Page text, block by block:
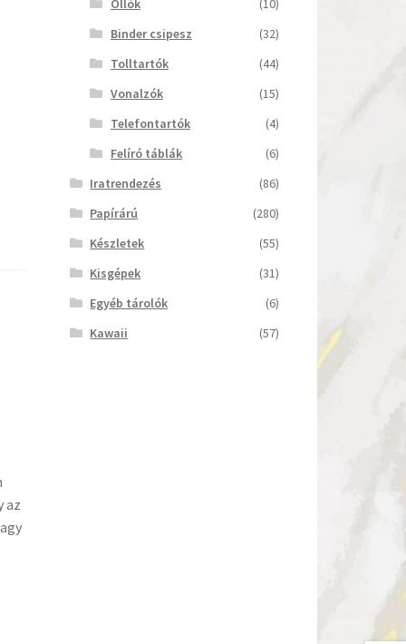
az
Binder csipesz
(32)
Tolltartók
(44)
Vonalzók
(15)
Telefontartók
(4)
Felíró táblák
(6)
Iratrendezés
(86)
Papírárú
(280)
Készletek
(55)
Kisgépek
(31)
Egyéb tárolók
(6)
Kawaii
(57)